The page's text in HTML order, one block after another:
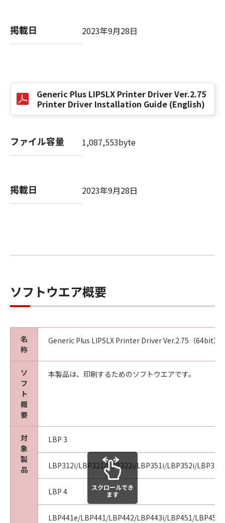
以 上
掲載日 2023年9月28日
Generic Plus LIPSLX Printer Driver Ver.2.75
Printer Driver Installation Guide (English)
ファイル容量 1,087,553byte
掲載日 2023年9月28日
ソフトウエア概要
名
称
Generic Plus LIPSLX Printer Driver Ver.2.75（64bit）
ソ
フ
ト
概
要
本製品は、印刷するためのソフトウエアです。
対
象
製
品
LBP 3
LBP312i/LBP321/LBP322i/LBP351i/LBP352i/
LBP 4
LBP441e/LBP441/LBP442/LBP443i/LBP451/
スクロールでき
ます